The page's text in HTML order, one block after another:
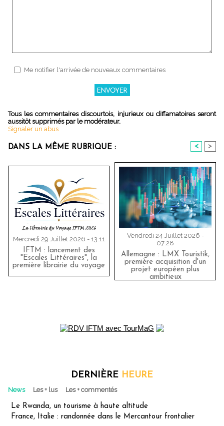
Me notifier l'arrivée de nouveaux commentaires
Tous les commentaires discourtois, injurieux ou diffamatoires seront
aussitôt supprimés par le modérateur.
Signaler un abus
DANS LA MÊME RUBRIQUE : < >
Mercredi 29 Juillet 2026 - 13:11
IFTM : lancement des
"Escales Littéraires", la
première librairie du voyage
Vendredi 24 Juillet 2026 -
07:28
Allemagne : LMX Touristik,
première acquisition d'un
projet européen plus
ambitieux
DERNIÈRE HEURE
News Les + lus Les + commentés
Le Rwanda, un tourisme à haute altitude
France, Italie : randonnée dans le Mercantour frontalier